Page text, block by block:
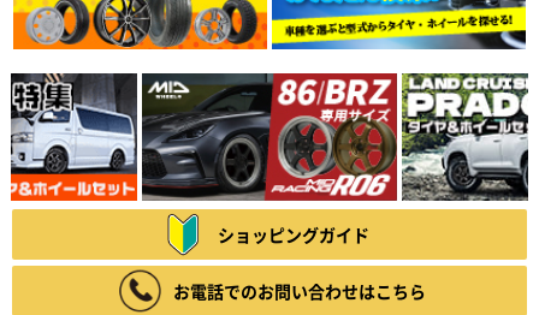
ショッピングガイド
お電話でのお問い合わせはこちら